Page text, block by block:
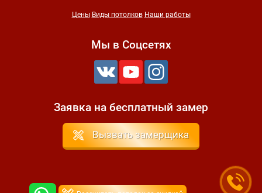
Цены Виды потолков Наши работы
Мы в Соцсетях
Заявка на бесплатный замер
Вызвать замерщика